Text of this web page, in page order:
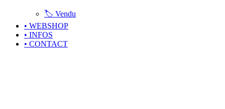
🏷️ Vendu
• WEBSHOP
• INFOS
• CONTACT